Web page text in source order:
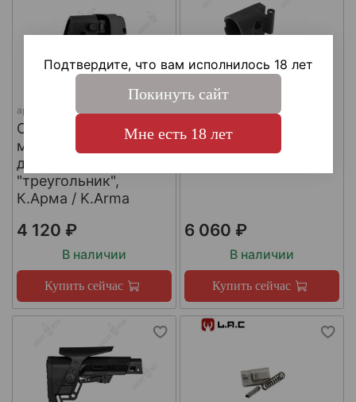
арт.
Складной шарнир
модульного приклада
для трубы приклада
"треугольник",
К.Арма / K.Arma
4 120 ₽
В наличии
Купить сейчас
Адаптер приклада
АКСУ/АКС-74У,
6 060 ₽
В наличии
Купить сейчас
Подтвердите, что вам исполнилось 18 лет
Покинуть сайт
Мне есть 18 лет